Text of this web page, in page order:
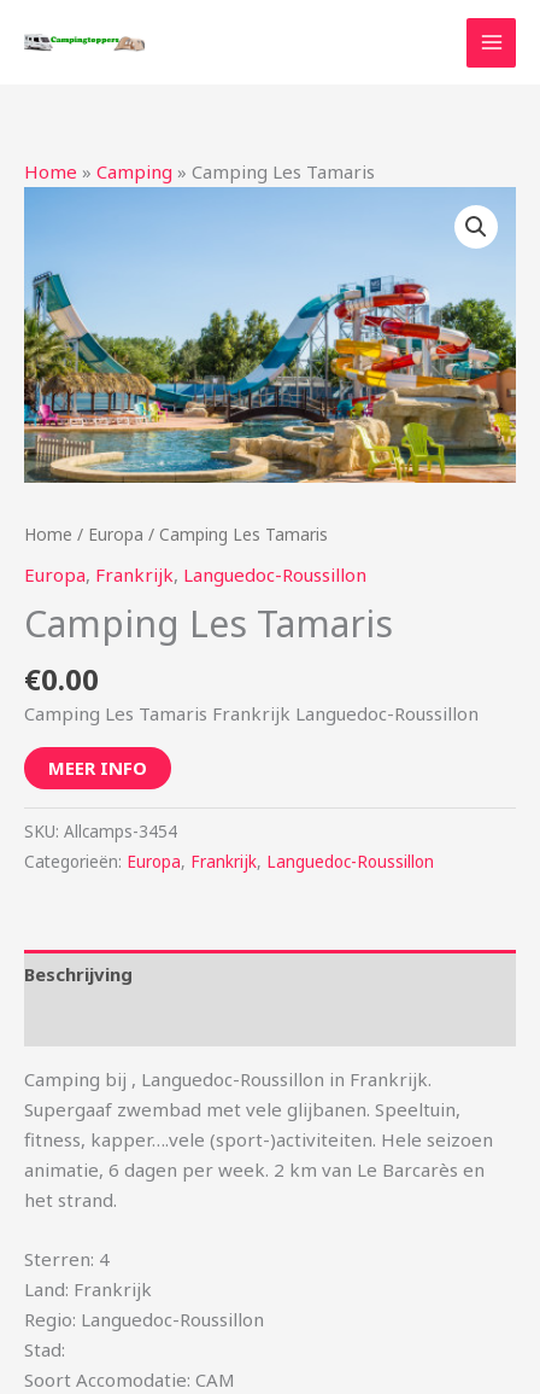
naar
Home » Camping » Camping Les Tamaris
Home / Europa / Camping Les Tamaris
Europa, Frankrijk, Languedoc-Roussillon
Camping Les Tamaris
€0.00
Camping Les Tamaris Frankrijk Languedoc-Roussillon
MEER INFO
SKU: Allcamps-3454
Categorieën: Europa, Frankrijk, Languedoc-Roussillon
Beschrijving
Camping bij , Languedoc-Roussillon in Frankrijk.
Supergaaf zwembad met vele glijbanen. Speeltuin,
fitness, kapper….vele (sport-)activiteiten. Hele seizoen
animatie, 6 dagen per week. 2 km van Le Barcarès en
het strand.
Sterren: 4
Land: Frankrijk
Regio: Languedoc-Roussillon
Stad:
Soort Accomodatie: CAM